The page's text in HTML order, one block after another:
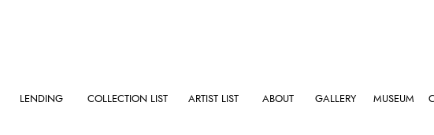
LENDING COLLECTION LIST ARTIST LIST ABOUT GALLERY MUSEUM